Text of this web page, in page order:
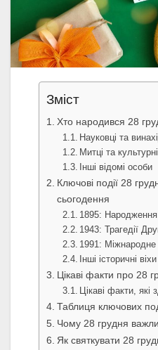
Зміст
Хто народився 28
Науковці та
Митці та культурні
Інші відомі особи
Ключові події 28
сьогодення
1895:
1943: Трагедії
1991: Міжнародне
Інші історичні віхи
Цікаві факти про 28
Цікаві факти, які
Таблиця ключових
Чому 28 грудня
Як святкувати 28